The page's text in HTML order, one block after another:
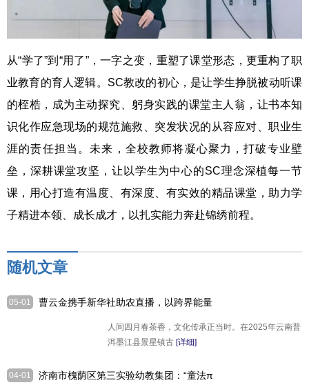
从“学了”到“用了”，一字之变，重塑了课堂形态，更重构了职
业教育的育人逻辑。SC教改的初心，是让学生挣脱被动听课
的桎梏，成为主动探究、躬身实践的课堂主人翁，让书本知
识化作应急现场的规范施救、突发状况的从容应对、职业生
涯的责任担当。未来，全校教师将凝心聚力，打破专业壁
垒，深耕课堂攻坚，让以学生为中心的SC理念深植每一节
课，用心打造有温度、有深度、有实效的精品课堂，助力学
子精进本领、成长成才，以扎实能力奔赴锦绣前程。
随机文章
05-01
曹云金携手新华社助农直播，以跨界能量
人间四月春茶香，文化传承正当时。在2025年云南普
洱墨江县景星镇古 [详细]
04-01
济南市槐荫区第三实验幼教集团：“童法π